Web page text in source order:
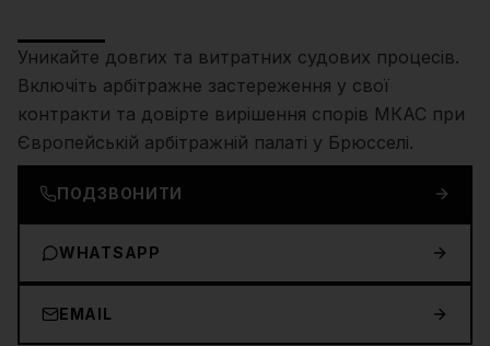
Уникайте довгих та витратних судових процесів.
Включіть арбітражне застереження у свої
контракти та довірте вирішення спорів МКАС при
Європейській арбітражній палаті у Брюсселі.
ПОДЗВОНИТИ
WHATSAPP
EMAIL